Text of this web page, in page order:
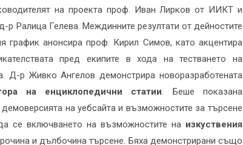
на проекта проф. Иван Лирков от ИИКТ и
Ралица Гелева. Междинните резултати от дейностите
график анонсира проф. Кирил Симов, като акцентира
пред екипите в хода на тестването на
Д-р Живко Ангелов демонстрира новоразработената
на енциклопедични статии. Беше показана
на уебсайта и възможностите за търсене
се включването на възможностите на изкуствения
и дълбочина търсене. Бяха демонстрирани също